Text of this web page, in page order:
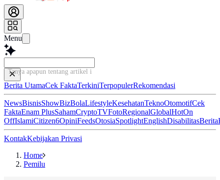
Menu
Tanya apapun tentang artikel ini...
Berita UtamaCek FaktaTerkiniTerpopulerRekomendasi
NewsBisnisShowBizBolaLifestyleKesehatanTeknoOtomotifCek
FaktaEnam PlusSahamCryptoTVFotoRegionalGlobalHotOn
OffIslamiCitizen6OpiniFeedsOtosiaSpotlightEnglishDisabilitasBerita
KontakKebijakan Privasi
Home
Pemilu